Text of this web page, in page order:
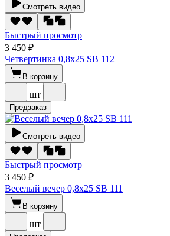
Смотреть видео
Быстрый просмотр
3 450 ₽
Четвертинка 0,8х25 SВ 112
В корзину
шт
Предзаказ
Смотреть видео
Быстрый просмотр
3 450 ₽
Веселый вечер 0,8х25 SВ 111
В корзину
шт